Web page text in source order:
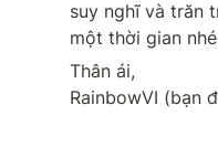
suy nghĩ và trăn
một thời gian
Thân ái,
RainbowVI (bạn